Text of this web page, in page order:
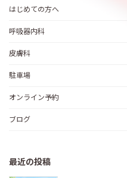
はじめての方へ
呼吸器内科
皮膚科
駐車場
オンライン予約
ブログ
最近の投稿